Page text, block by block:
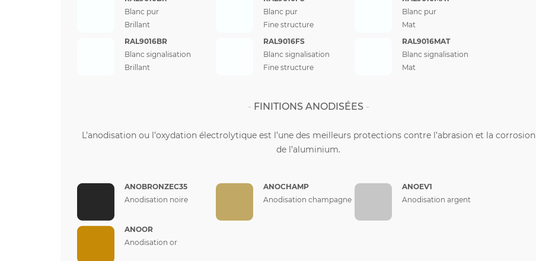
Blanc pur
Brillant
Blanc pur
Fine structure
Blanc pur
Mat
RAL9016BR
Blanc signalisation
Brillant
RAL9016FS
Blanc signalisation
Fine structure
RAL9016MAT
Blanc signalisation
Mat
FINITIONS ANODISÉES
L’anodisation ou l’oxydation électrolytique est l’une des meilleurs protections contre l’abrasion et la corrosion
de l’aluminium.
ANOBRONZEC35
Anodisation noire
ANOCHAMP
Anodisation champagne
ANOEV1
Anodisation argent
ANOOR
Anodisation or